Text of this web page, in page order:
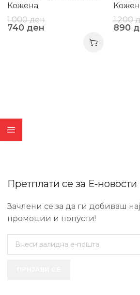
Кожена
1.000ден
740 ден
1.200
890
Претплати се за Е-новости
Зачлени се за да ги добиваш
промоции и попусти!